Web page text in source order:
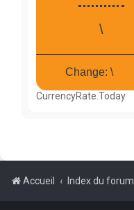
CurrencyRate.Today
Accueil Index du forum